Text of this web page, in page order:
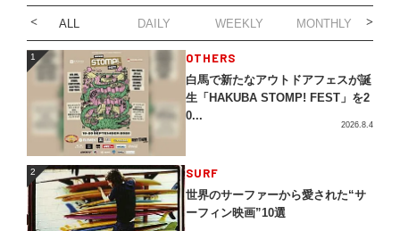
ALL DAILY WEEKLY MONTHLY
1 OTHERS
白馬で新たなアウトドアフェスが誕
生「HAKUBA STOMP! FEST」を2
0...
2026.8.4
2 SURF
世界のサーファーから愛された“サ
ーフィン映画”10選